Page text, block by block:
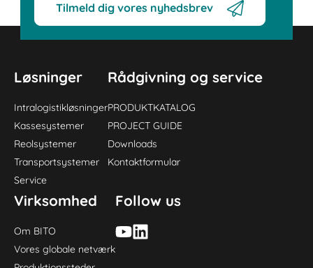
Tilmeld dig vores nyhedsbrev
Løsninger
Intralogistikløsninger
Kassesystemer
Reolsystemer
Transportsystemer
Service
Rådgivning og service
PRODUKTKATALOG
PROJECT GUIDE
Downloads
Kontaktformular
Virksomhed
Om BITO
Vores globale netværk
Follow us